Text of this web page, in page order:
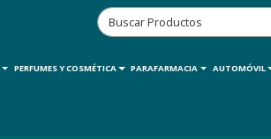
PERFUMES Y COSMÉTICA PARAFARMACIA AUTOMÓVIL